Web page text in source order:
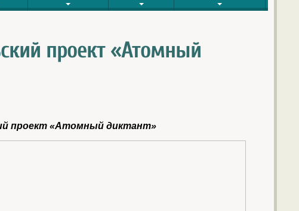
проект «Атомный
проект «Атомный диктант»